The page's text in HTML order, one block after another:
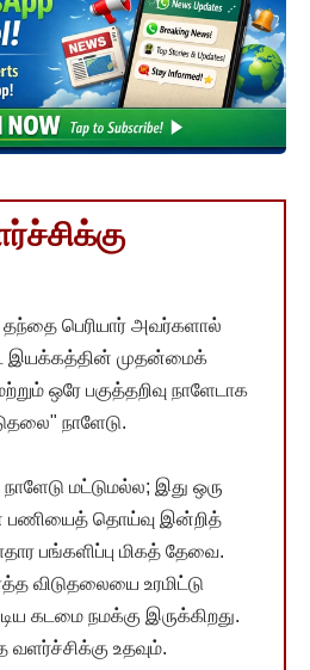
பெரியார் அவர்களால்
இயக்கத்தின் முதன்மைக்
ஒரே பகுத்தறிவு நாளேடாக
நாளேடு.
மட்டுமல்ல; இது ஒரு
பணியைத் தொய்வு இன்றித்
பங்களிப்பு மிகத் தேவை.
விடுதலையை உரமிட்டு
கடமை நமக்கு இருக்கிறது.
உதவும்.